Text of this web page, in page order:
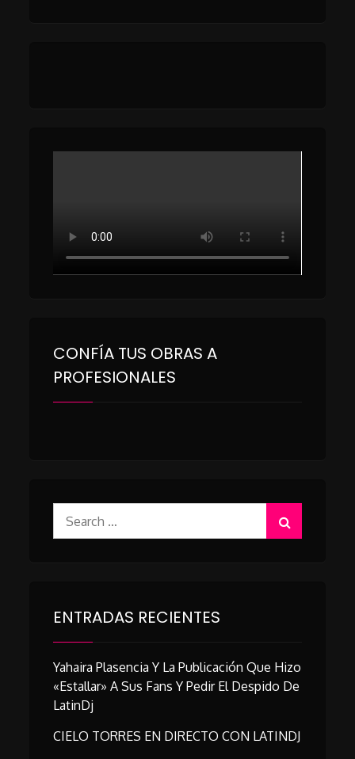
CONFÍA TUS OBRAS A
PROFESIONALES
for:
ENTRADAS RECIENTES
Yahaira Plasencia Y La Publicación Que Hizo
«estallar» A Sus Fans Y Pedir El Despido De
LatinDj
CIELO TORRES EN DIRECTO CON LATINDJ